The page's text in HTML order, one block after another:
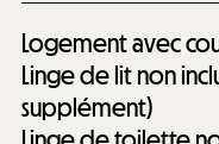
Logement avec
Linge de lit non
supplément)